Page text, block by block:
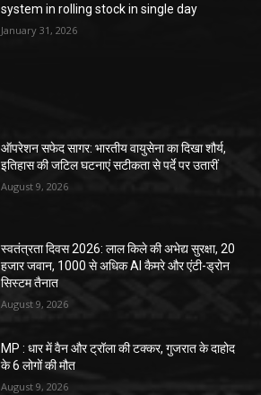
system in rolling stock in single day
January 31, 2026
ऑपरेशन सफेद सागर: भारतीय वायुसेना का दिखा शौर्य,
इतिहास की जटिल घटनाएं सटीकता से पर्दे पर उतारीं
August 9, 2026
स्वतंत्रता दिवस 2026: लाल किले की अभेद्य सुरक्षा, 20
हजार जवान, 1000 से अधिक AI कैमरे और एंटी-ड्रोन
सिस्टम तैनात
August 9, 2026
MP : धार में वैन और ट्रॉला की टक्कर, गुजरात के दाहोद
के 6 लोगों की मौत
August 9, 2026